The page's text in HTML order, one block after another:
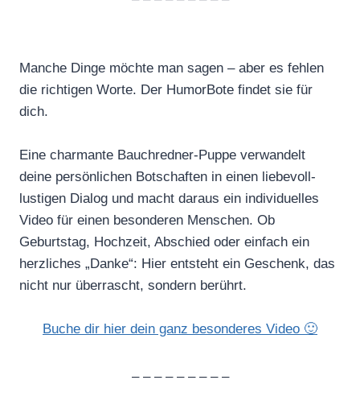
Manche Dinge möchte man sagen – aber es fehlen
die richtigen Worte. Der HumorBote findet sie für
dich.
Eine charmante Bauchredner-Puppe verwandelt
deine persönlichen Botschaften in einen liebevoll-
lustigen Dialog und macht daraus ein individuelles
Video für einen besonderen Menschen. Ob
Geburtstag, Hochzeit, Abschied oder einfach ein
herzliches „Danke“: Hier entsteht ein Geschenk, das
nicht nur überrascht, sondern berührt.
Buche dir hier dein ganz besonderes Video 🙂
– – – – – – – – –